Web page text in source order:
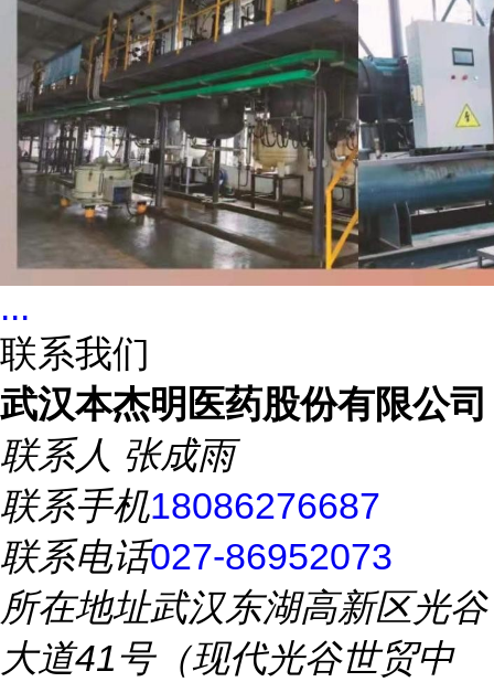
...
联系我们
武汉本杰明医药股份有限公司
联系人 张成雨
联系手机18086276687
联系电话027-86952073
所在地址武汉东湖高新区光谷
大道41号（现代光谷世贸中